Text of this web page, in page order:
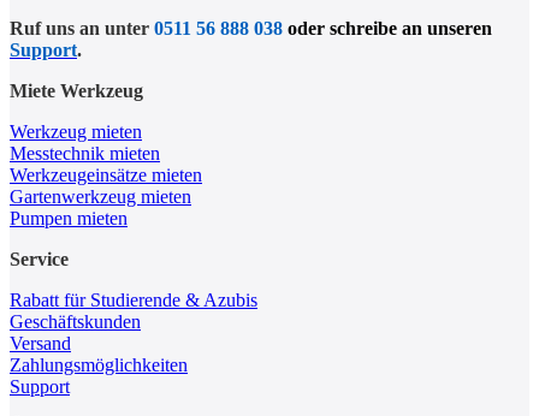
Ruf uns an unter 0511 56 888 038 oder schreibe an unseren
Support.
Miete Werkzeug
Werkzeug mieten
Messtechnik mieten
Werkzeugeinsätze mieten
Gartenwerkzeug mieten
Pumpen mieten
Service
Rabatt für Studierende & Azubis
Geschäftskunden
Versand
Zahlungsmöglichkeiten
Support